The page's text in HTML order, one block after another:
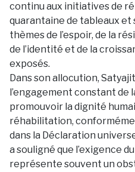
continu aux initiatives de
quarantaine de tableaux
thèmes de l’espoir, de la
de l’identité et de la
exposés.
Dans son allocution,
l’engagement constant de
promouvoir la dignité
réhabilitation,
dans la Déclaration
a souligné que l’exigence
représente souvent un